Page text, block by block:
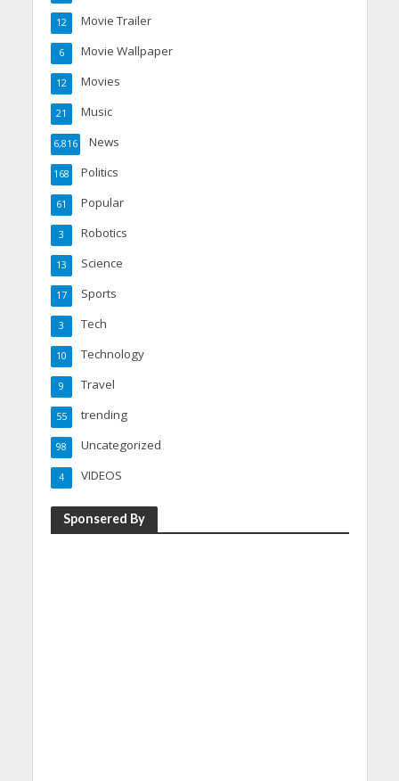
Movie Trailer
12
Movie Wallpaper
6
Movies
12
Music
21
News
6,816
Politics
168
Popular
61
Robotics
3
Science
13
Sports
17
Tech
3
Technology
10
Travel
9
trending
55
Uncategorized
98
VIDEOS
4
Sponsered By